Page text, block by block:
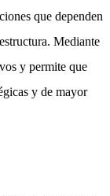
que dependen
Mediante
y permite que
y de mayor